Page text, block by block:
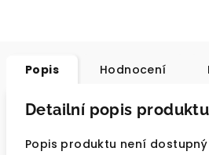
Popis Hodnocení
Detailní popis produktu
Popis produktu není dostupný